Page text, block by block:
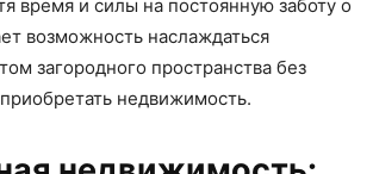
время и силы на постоянную заботу о
возможность наслаждаться
загородного пространства без
недвижимость.